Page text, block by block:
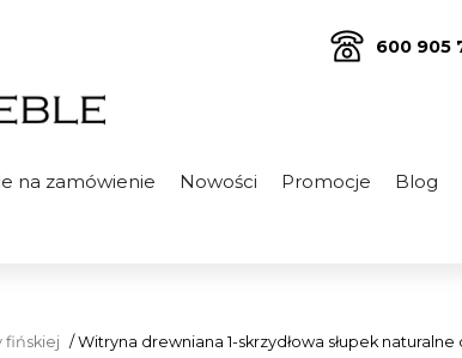
600 905
na zamówienie Nowości Promocje Blog
fińskiej / Witryna drewniana 1-skrzydłowa słupek